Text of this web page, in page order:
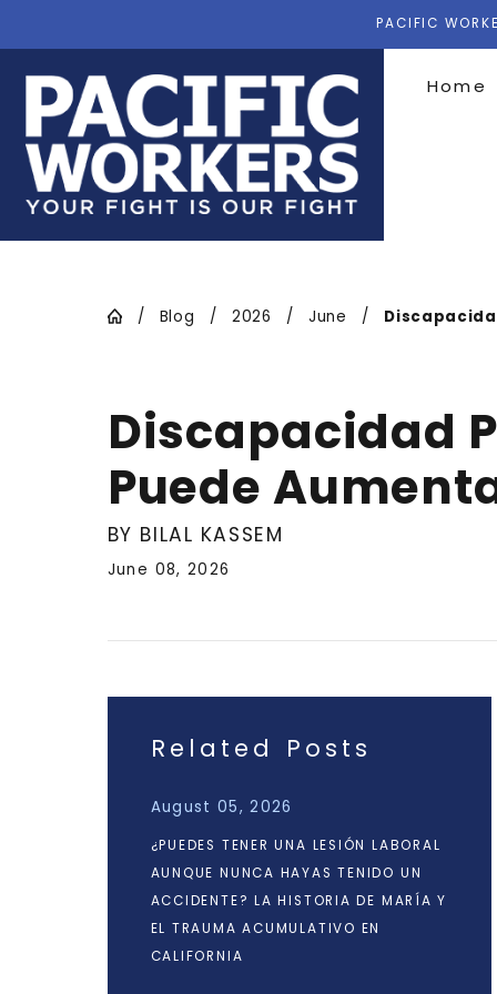
PACIFIC
Home
Blog 2026 June
Discapacidad
Puede
BY BILAL KASSEM
June 08, 2026
Related Posts
August 05, 2026
¿PUEDES TENER UNA LESIÓN LABORAL
AUNQUE NUNCA HAYAS TENIDO UN
ACCIDENTE? LA HISTORIA DE MARÍA Y
EL TRAUMA ACUMULATIVO EN
CALIFORNIA